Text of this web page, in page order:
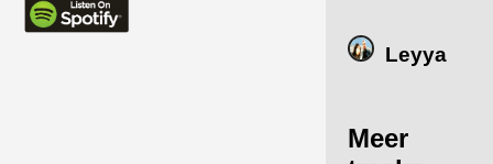
Leyya
Meer